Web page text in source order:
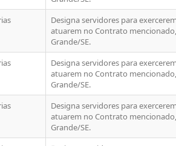
Designa servidores para
atuarem no Contrato
Grande/SE.
Designa servidores para
atuarem no Contrato
Grande/SE.
Designa servidores para
atuarem no Contrato
Grande/SE.